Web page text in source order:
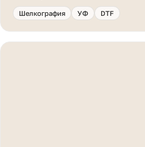
Шелкография УФ DTF